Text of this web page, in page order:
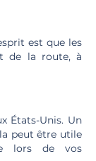
est que les
de la route, à
États-Unis. Un
peut être utile
lors de vos